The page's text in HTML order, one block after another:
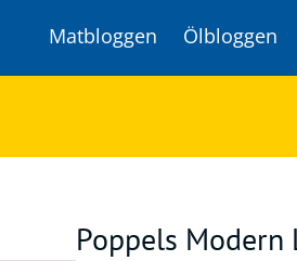
Matbloggen Ölbloggen
Poppels Modern